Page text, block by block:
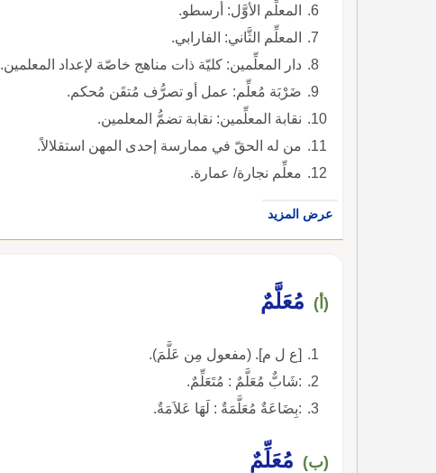
المعلِّم الأوَّل: أرسطو.
المعلِّم الثَّاني: الفارابي.
دار المعلِّمين: كليّة ذات مناهج خاصّة لإعداد المعلمين.
ضَرْبَة مُعلِّم: عمل أو تصرُّف مُتقَن مُحكم.
نقابة المعلِّمين: نقابة تضمُّ المعلمين.
من له الحقّ في ممارسة إحدى المهن استقلالاً.
معلِّم نجارة/ عمارة.
عرض المزيد
(أ) مُعَلَّمٌ
[ع ل م]. (مفعول مِن عَلَّمَ).
:شَابٌّ مُعَلَّمٌ : مُتَعَلِّمٌ.
:بِضَاعَةٌ مُعَلَّمَةٌ : لَهَا عَلاَمَةٌ.
(ب) مُعَلِّمٌ